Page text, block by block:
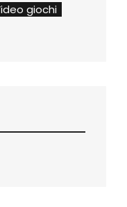
giochi